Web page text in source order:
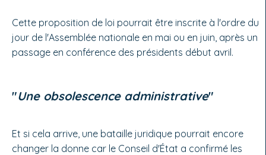
Cette proposition de loi pourrait être inscrite à l'ordre du
jour de l'Assemblée nationale en mai ou en juin, après un
passage en conférence des présidents début avril.
"Une obsolescence administrative"
Et si cela arrive, une bataille juridique pourrait encore
changer la donne car le Conseil d'État a confirmé les